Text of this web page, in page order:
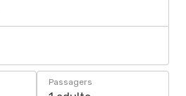
Passagers